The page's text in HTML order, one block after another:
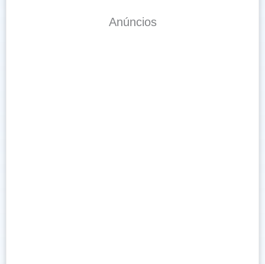
Anúncios